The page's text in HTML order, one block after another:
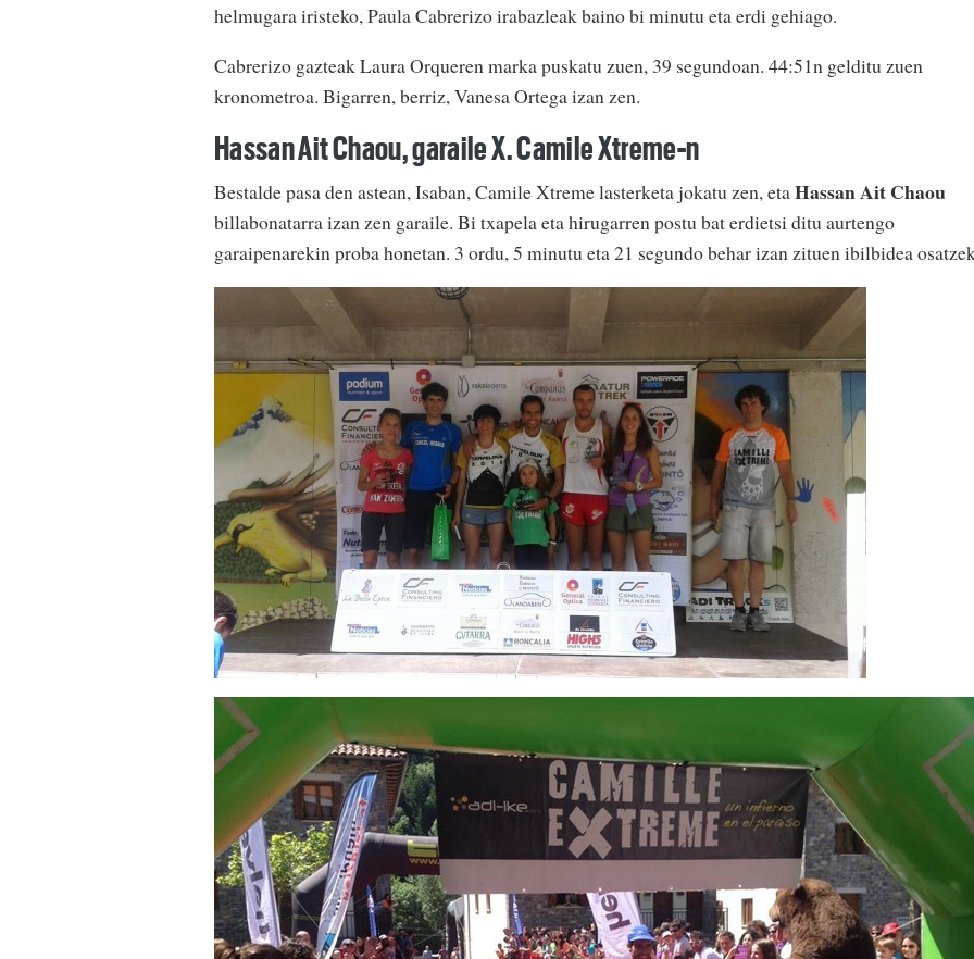
helmugara iristeko, Paula Cabrerizo irabazleak baino bi minutu eta erdi gehiago.
Cabrerizo gazteak Laura Orqueren marka puskatu zuen, 39 segundoan. 44:51n gelditu zuen
kronometroa. Bigarren, berriz, Vanesa Ortega izan zen.
Hassan Ait Chaou, garaile X. Camile Xtreme-n
Bestalde pasa den astean, Isaban, Camile Xtreme lasterketa jokatu zen, etaHassan Ait Chaou
billabonatarra izan zen garaile. Bi txapela eta hirugarren postu bat erdietsi ditu aurtengo
garaipenarekin proba honetan. 3 ordu, 5 minutu eta 21 segundo behar izan zituen ibilbidea